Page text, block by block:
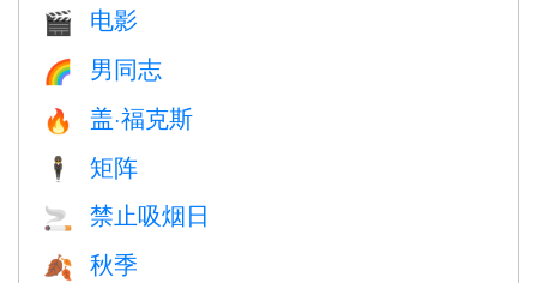
🎬 电影
🌈 男同志
🔥 盖·福克斯
🕴️ 矩阵
🚬 禁止吸烟日
🍂 秋季